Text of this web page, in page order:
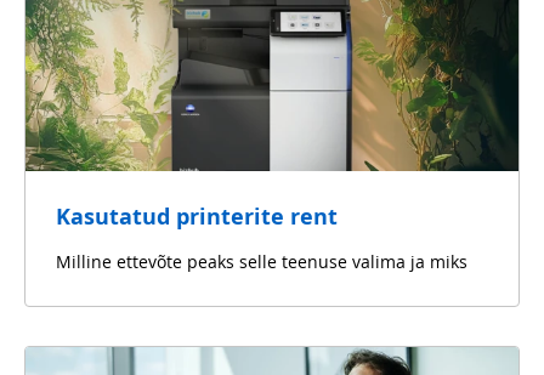
Kasutatud printerite rent
Milline ettevõte peaks selle teenuse valima ja miks